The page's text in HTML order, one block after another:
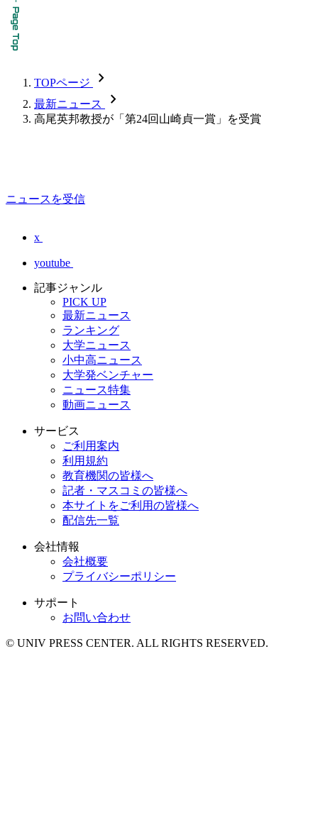
TOPページ chevron_forward
最新ニュース chevron_forward
高尾英邦教授が「第24回山崎貞一賞」を受賞
ニュースを受信
x
youtube
記事ジャンル
PICK UP
最新ニュース
ランキング
大学ニュース
小中高ニュース
大学発ベンチャー
ニュース特集
動画ニュース
サービス
ご利用案内
利用規約
教育機関の皆様へ
記者・マスコミの皆様へ
本サイトをご利用の皆様へ
配信先一覧
会社情報
会社概要
プライバシーポリシー
サポート
お問い合わせ
© UNIV PRESS CENTER. ALL RIGHTS RESERVED.